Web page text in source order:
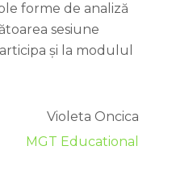
forme de analiză
sesiune
și la modulul
Violeta Oncica
MGT Educational